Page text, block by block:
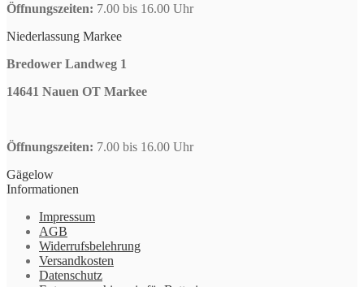
Öffnungszeiten: 7.00 bis 16.00 Uhr
Niederlassung Markee
Bredower Landweg 1
14641 Nauen OT Markee
Öffnungszeiten: 7.00 bis 16.00 Uhr
Gägelow
Informationen
Impressum
AGB
Widerrufsbelehrung
Versandkosten
Datenschutz